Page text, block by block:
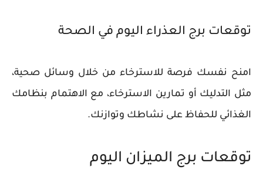
توقعات برج العذراء اليوم في الصحة
امنح نفسك فرصة للاسترخاء من خلال وسائل صحية،
مثل التدليك أو تمارين الاسترخاء، مع الاهتمام بنظامك
الغذائي للحفاظ على نشاطك وتوازنك.
توقعات برج الميزان اليوم